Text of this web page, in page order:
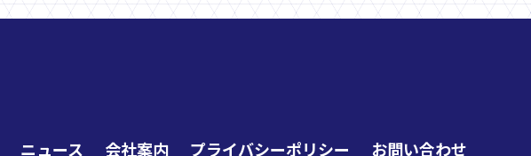
ニュース 会社案内 プライバシーポリシー お問い合わせ